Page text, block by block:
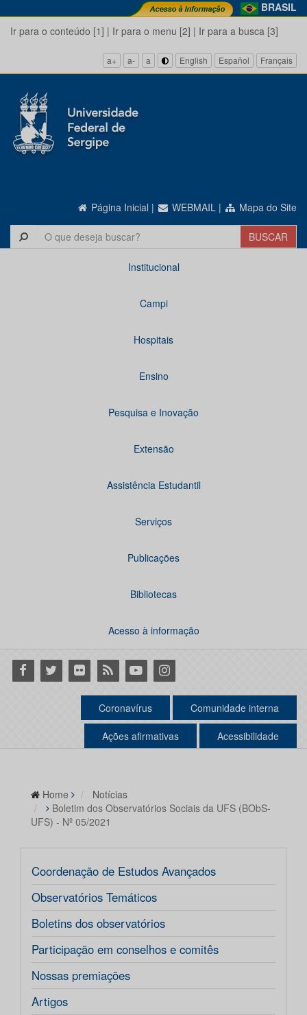
BRASIL
Ir para o conteúdo [1] | Ir para o menu [2] | Ir para a busca [3]
a+ a- a English Español Français
Página Inicial | WEBMAIL | Mapa do Site
Institucional
Campi
Hospitais
Ensino
Pesquisa e Inovação
Extensão
Assistência Estudantil
Serviços
Publicações
Bibliotecas
Acesso à informação
Facebook
Twitter Flickr RSS YoutubeInstagram
Coronavírus Comunidade interna
Ações afirmativas Acessibilidade
Home
Notícias
Boletim dos Observatórios Sociais da UFS (BObS-
UFS) - Nº 05/2021
Coordenação de Estudos Avançados
Observatórios Temáticos
Boletins dos observatórios
Participação em conselhos e comitês
Nossas premiações
Artigos